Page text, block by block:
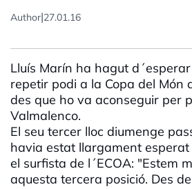
Author|27.01.16
Lluís Marín ha hagut
repetir podi a la Copa del Món
des que ho va aconseguir per
Valmalenco.
El seu tercer lloc diumenge
havia estat llargament
el surfista de l´ECOA: "Estem
aquesta tercera posició. Des